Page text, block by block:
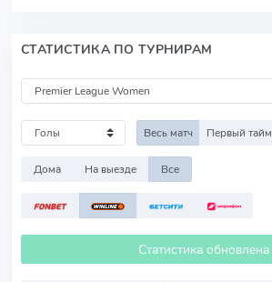
СТАТИСТИКА ПО ТУРНИРАМ
Весь матч Первый тайм
Дома На выезде Все
Статистика обновлена